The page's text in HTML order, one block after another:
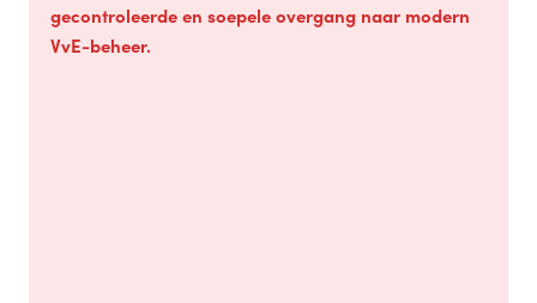
gecontroleerde en soepele overgang naar modern
VvE-beheer.